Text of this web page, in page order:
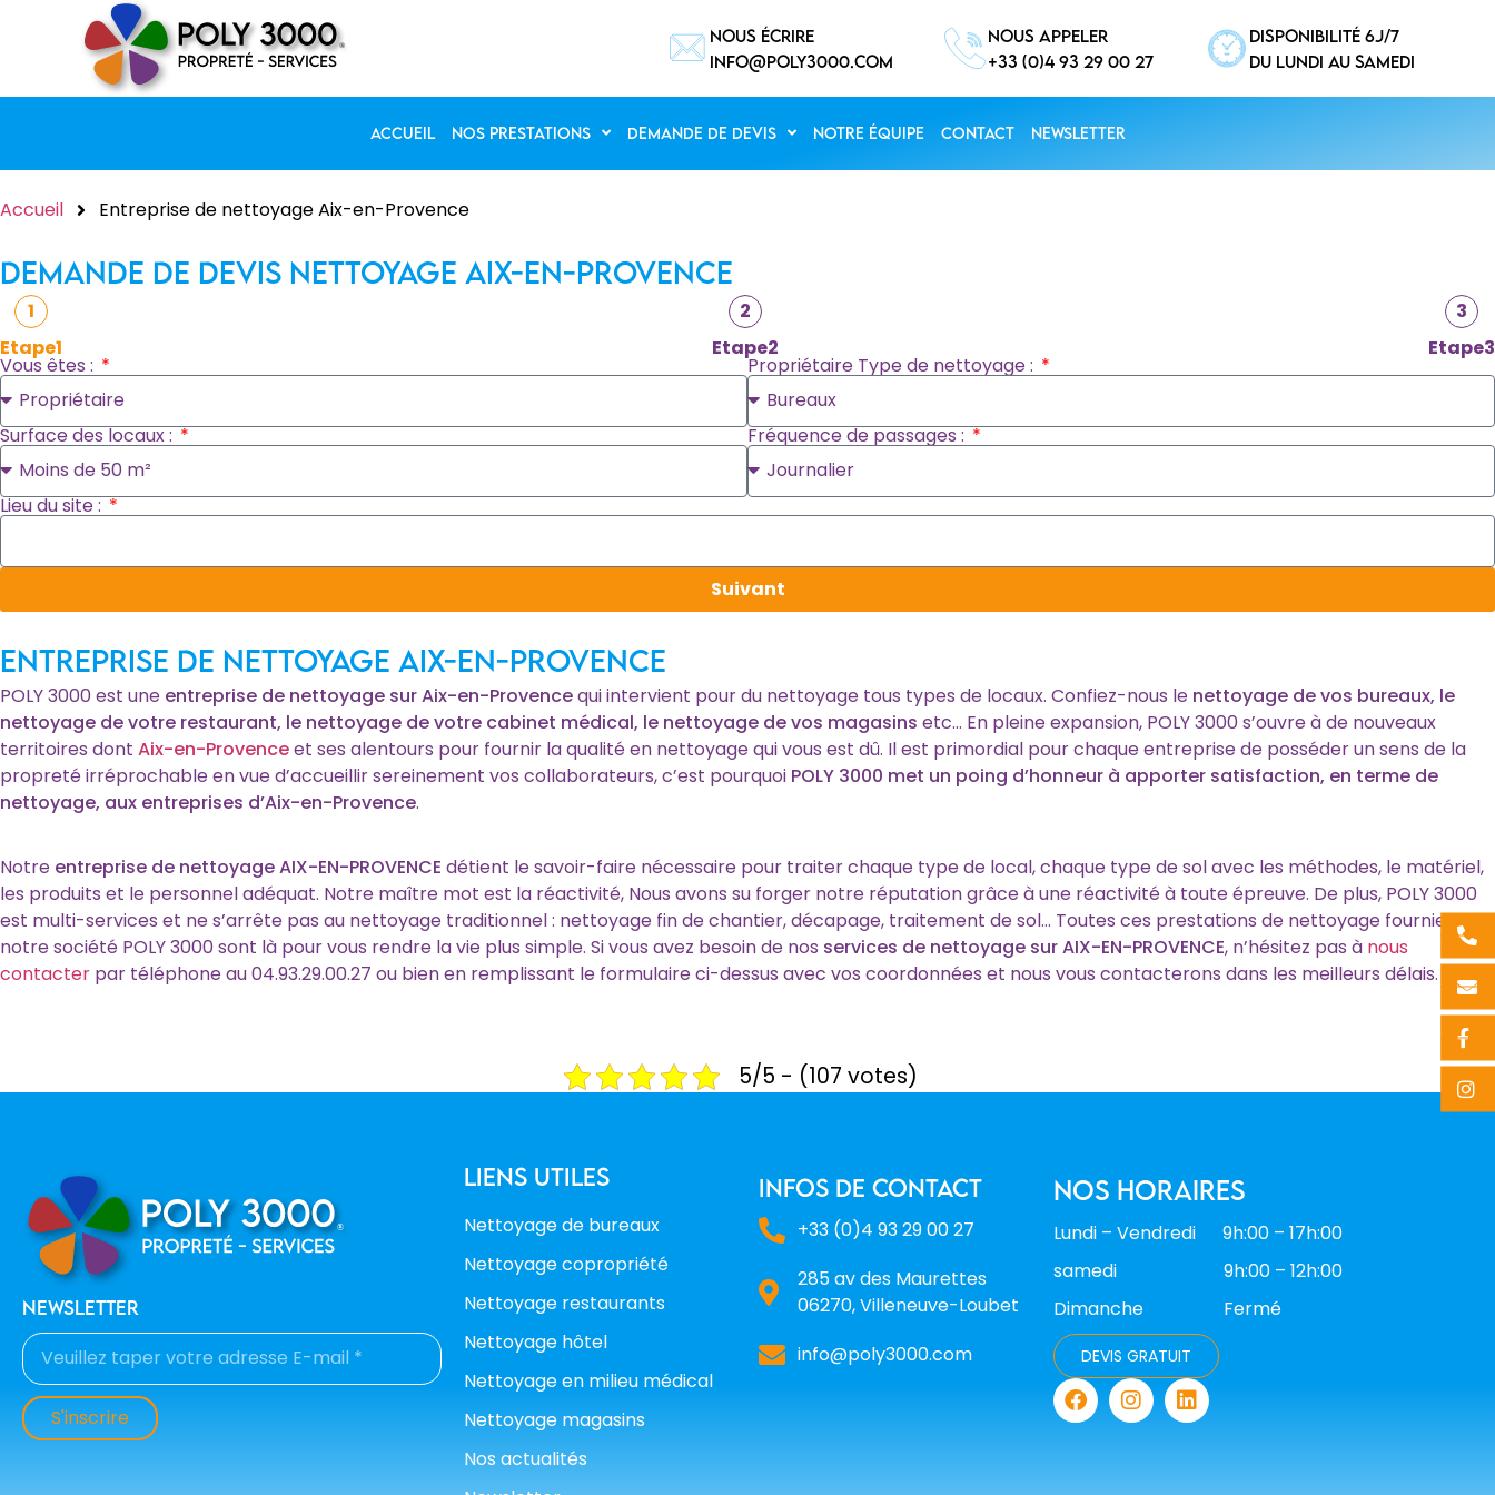
nous écrire
info@poly3000.com
nous appeler
+33 (0)4 93 29 00 27
disponibilité 6j/7
Du lundi au samedi
Accueil Nos prestations Demande de devis Notre équipe Contact Newsletter
Accueil Entreprise de nettoyage Aix-en-Provence
demande de devis nettoyage Aix-en-Provence
1
Etape1
2
Etape2
3
Etape3
Vous êtes : Propriétaire Type de nettoyage :
Surface des locaux : Fréquence de passages :
Lieu du site :
Suivant
entreprise de nettoyage Aix-en-Provence
POLY 3000 est une entreprise de nettoyage sur Aix-en-Provencequi intervient pour du nettoyage tous types de locaux. Confiez-nous le nettoyage de vos bureaux, le
nettoyage de votre restaurant, le nettoyage de votre cabinet médical, le nettoyage de vos magasins etc… En pleine expansion, POLY 3000 s’ouvre à de nouveaux
territoires dont Aix-en-Provenceet ses alentours pour fournir la qualité en nettoyage qui vous est dû. Il est primordial pour chaque entreprise de posséder un sens de la
propreté irréprochable en vue d’accueillir sereinement vos collaborateurs, c’est pourquoi POLY 3000 met un poing d’honneur à apporter satisfaction, en terme de
nettoyage, aux entreprises d’Aix-en-Provence.
Notre entreprise de nettoyage AIX-EN-PROVENCE détient le savoir-faire nécessaire pour traiter chaque type de local, chaque type de sol avec les méthodes, le matériel,
les produits et le personnel adéquat. Notre maître mot est la réactivité, Nous avons su forger notre réputation grâce à une réactivité à toute épreuve. De plus, POLY 3000
est multi-services et ne s’arrête pas au nettoyage traditionnel : nettoyage fin de chantier, décapage, traitement de sol… Toutes ces prestations de nettoyage fournies par
notre société POLY 3000 sont là pour vous rendre la vie plus simple. Si vous avez besoin de nos services de nettoyage sur AIX-EN-PROVENCE, n’hésitez pas à nous
contacter par téléphone au 04.93.29.00.27 ou bien en remplissant le formulaire ci-dessus avec vos coordonnées et nous vous contacterons dans les meilleurs délais.
5/5 - (107 votes)
newsletter
S'inscrire
liens utiles
Nettoyage de bureaux
Nettoyage copropriété
Nettoyage restaurants
Nettoyage hôtel
Nettoyage en milieu médical
Nettoyage magasins
Nos actualités
infos de contact
+33 (0)4 93 29 00 27
285 av des Maurettes
06270, Villeneuve-Loubet
info@poly3000.com
nos horaires
Lundi – Vendredi 9h:00 – 17h:00
samedi 9h:00 – 12h:00
Dimanche Fermé
DEVIS GRATUIT